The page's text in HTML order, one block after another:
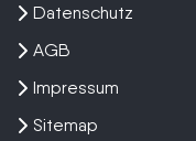
Datenschutz
AGB
Impressum
Sitemap